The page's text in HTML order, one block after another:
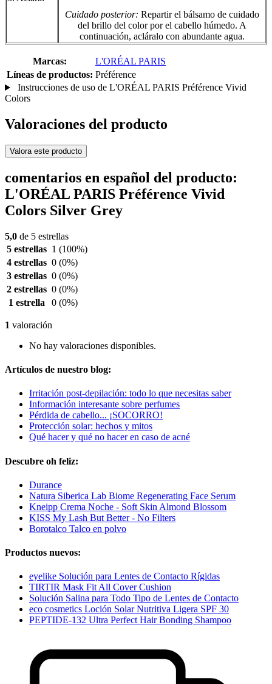
Cuidado posterior: Repartir el bálsamo de cuidado
del brillo del color por el cabello húmedo. A
continuación, acláralo con abundante agua.
Marcas:
L'ORÉAL PARIS
Líneas de productos: Préférence
Instrucciones de uso de L'ORÉAL PARIS Préférence Vivid
Colors
Valoraciones del producto
Valora este producto
comentarios en español del producto:
L'ORÉAL PARIS Préférence Vivid
Colors Silver Grey
5,0 de 5 estrellas
5 estrellas 1 (100%)
4 estrellas 0 (0%)
3 estrellas 0 (0%)
2 estrellas 0 (0%)
1 estrella
0 (0%)
1 valoración
No hay valoraciones disponibles.
Artículos de nuestro blog:
Irritación post-depilación: todo lo que necesitas saber
Información interesante sobre perfumes
Pérdida de cabello... ¡SOCORRO!
Protección solar: hechos y mitos
Qué hacer y qué no hacer en caso de acné
Descubre oh feliz:
Durance
Natura Siberica Lab Biome Regenerating Face Serum
Kneipp Crema Noche - Soft Skin Almond Blossom
KISS My Lash But Better - No Filters
Borotalco Talco en polvo
Productos nuevos:
eyelike Solución para Lentes de Contacto Rígidas
TIRTIR Mask Fit All Cover Cushion
Solución Salina para Todo Tipo de Lentes de Contacto
eco cosmetics Loción Solar Nutritiva Ligera SPF 30
PEPTIDE-132 Ultra Perfect Hair Bonding Shampoo